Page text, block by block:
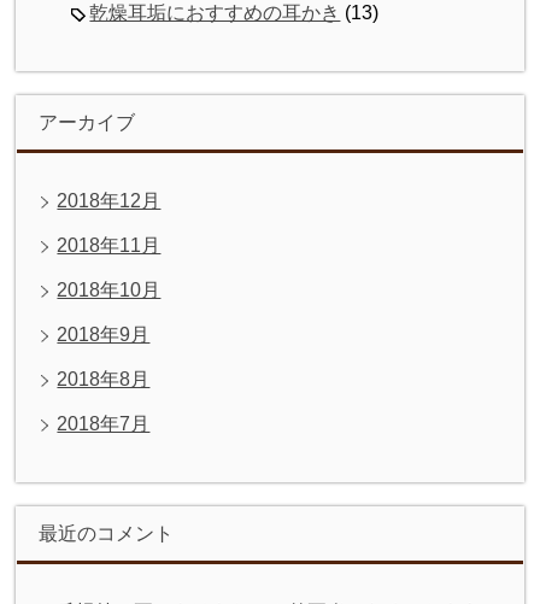
乾燥耳垢におすすめの耳かき (13)
アーカイブ
2018年12月
2018年11月
2018年10月
2018年9月
2018年8月
2018年7月
最近のコメント